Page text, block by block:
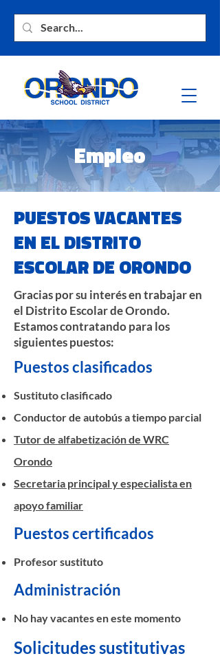
Empleo
PUESTOS VACANTES
EN EL DISTRITO
ESCOLAR DE ORONDO
Gracias por su interés en trabajar en
el Distrito Escolar de Orondo.
Estamos contratando para los
siguientes puestos:
Puestos clasificados
Sustituto clasificado
Conductor de autobús a tiempo parcial
Tutor de alfabetización de WRC
Orondo
Secretaria principal y especialista en
apoyo familiar
Puestos certificados
Profesor sustituto
Administración
No hay vacantes en este momento
Solicitudes sustitutivas